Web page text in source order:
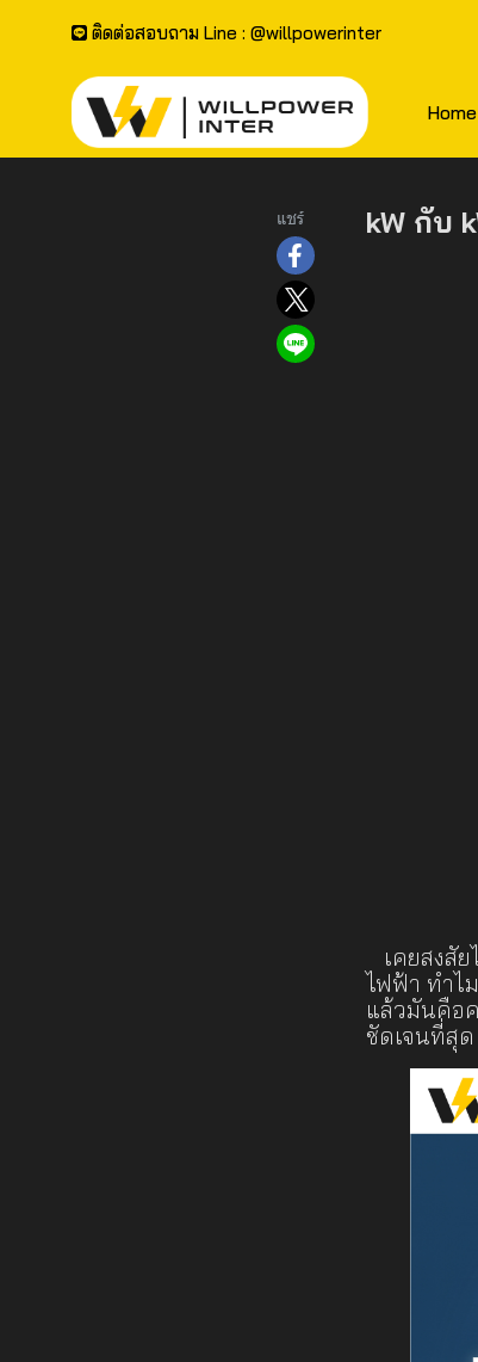
ติดต่อสอบถาม Line : @willpowerinter
Home
แชร์ kW กับ
เคยสงสัย
ไฟฟ้า ทำไ
แล้วมันคือ
ชัดเจนที่สุด